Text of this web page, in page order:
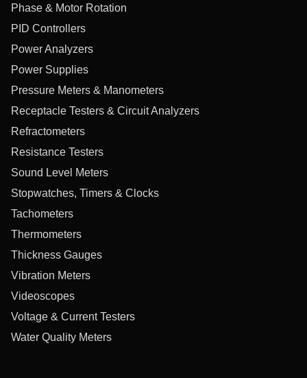
Phase & Motor Rotation
PID Controllers
Power Analyzers
Power Supplies
Pressure Meters & Manometers
Receptacle Testers & Circuit Analyzers
Refractometers
Resistance Testers
Sound Level Meters
Stopwatches, Timers & Clocks
Tachometers
Thermometers
Thickness Gauges
Vibration Meters
Videoscopes
Voltage & Current Testers
Water Quality Meters